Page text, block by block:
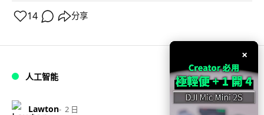
14 分享
人工智能
Lawton 2 日
×